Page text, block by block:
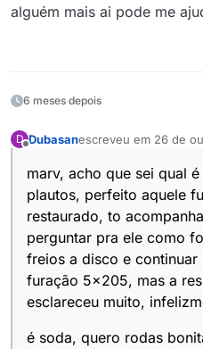
alguém mais ai pode me
6 meses depois
D Dubasanescreveu em 26 de
última edição por
marv, acho que sei qual
plautos, perfeito aquele
restaurado, to
perguntar pra ele como
freios a disco e continuar
furação 5x205, mas a
esclareceu muito,
é soda, quero rodas